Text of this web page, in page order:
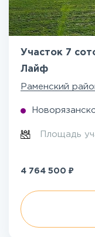
Участок 7
Лайф
Раменский
Площадь
4 764 500 ₽